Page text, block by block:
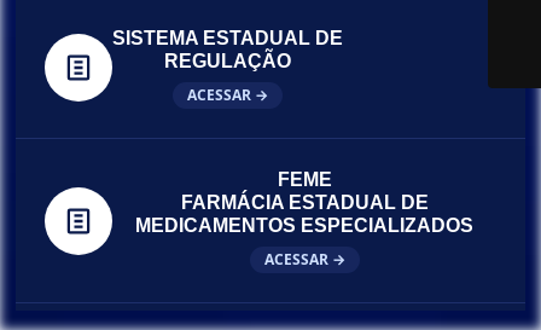
SISTEMA ESTADUAL DE
REGULAÇÃO
ACESSAR →
FEME
FARMÁCIA ESTADUAL DE
MEDICAMENTOS ESPECIALIZADOS
ACESSAR →